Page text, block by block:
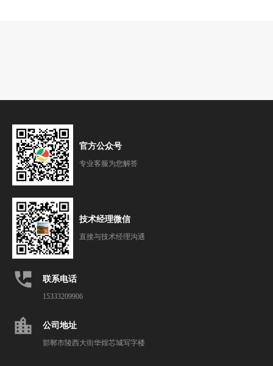
官方公众号
专业客服为您解答
技术经理微信
直接与技术经理沟通
perm_phone_msg 联系电话
15333209906
location_city 公司地址
邯郸市陵西大街华煌芯城写字楼